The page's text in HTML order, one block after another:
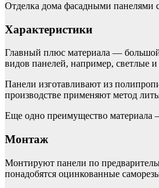
Отделка дома фасадными панелями
Характеристики
Главный плюс материала — большой
видов панелей, например, светлые
Панели изготавливают из
производстве применяют метод
Еще одно преимущество материала
Монтаж
Монтируют панели по
понадобятся оцинкованные